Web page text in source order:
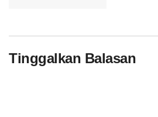
Tinggalkan Balasan